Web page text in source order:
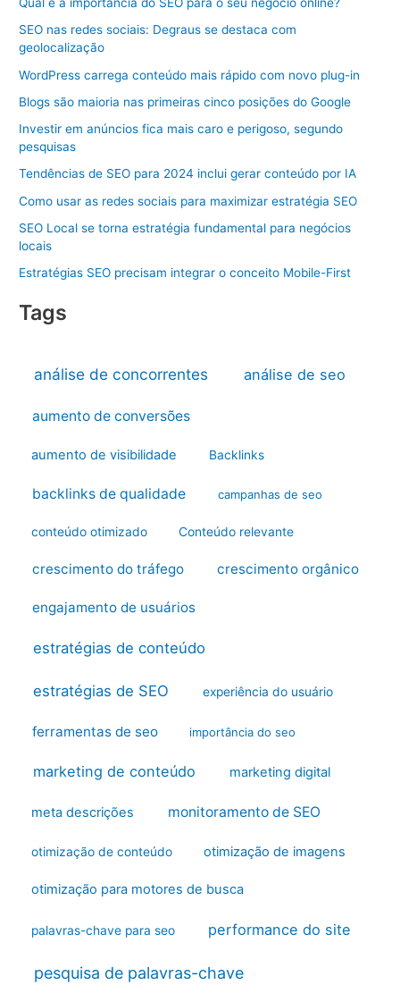
SEO nas redes sociais: Degraus se destaca com
geolocalização
WordPress carrega conteúdo mais rápido com novo plug-in
Blogs são maioria nas primeiras cinco posições do Google
Investir em anúncios fica mais caro e perigoso, segundo
pesquisas
Tendências de SEO para 2024 inclui gerar conteúdo por IA
Como usar as redes sociais para maximizar estratégia SEO
SEO Local se torna estratégia fundamental para negócios
locais
Estratégias SEO precisam integrar o conceito Mobile-First
Tags
análise de concorrentes análise de seo
aumento de conversões
aumento de visibilidade Backlinks
backlinks de qualidade campanhas de seo
conteúdo otimizado Conteúdo relevante
crescimento do tráfego crescimento orgânico
engajamento de usuários
estratégias de conteúdo
estratégias de SEO experiência do usuário
ferramentas de seo importância do seo
marketing de conteúdo marketing digital
meta descrições monitoramento de SEO
otimização de conteúdo otimização de imagens
otimização para motores de busca
palavras-chave para seo performance do site
pesquisa de palavras-chave